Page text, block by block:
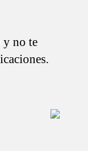
y no te